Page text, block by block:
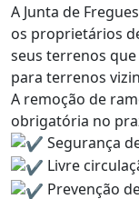
A Junta de
os proprietários
seus terrenos
para terrenos
A remoção de
obrigatória no
Segurança
Livre
Prevenção